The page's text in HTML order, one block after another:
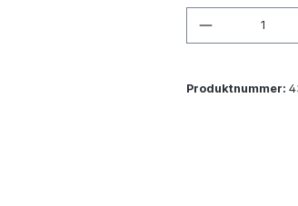
Produkt
Produktnummer: